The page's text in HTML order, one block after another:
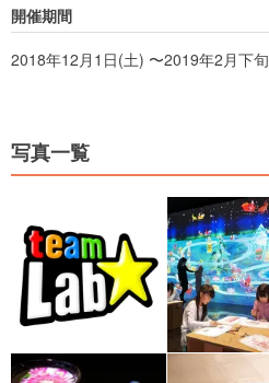
開催期間
2018年12月1日(土) 〜2019年2月下旬
写真一覧